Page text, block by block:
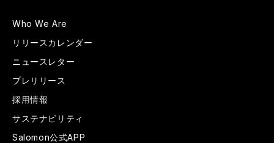
Who We Are
リリースカレンダー
ニュースレター
プレリリース
採用情報
サステナビリティ
Salomon公式APP